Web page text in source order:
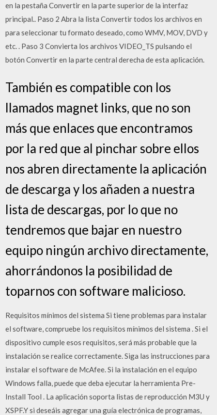
en la pestaña Convertir en la parte superior de la interfaz
principal.. Paso 2 Abra la lista Convertir todos los archivos en
para seleccionar tu formato deseado, como WMV, MOV, DVD y
etc. . Paso 3 Convierta los archivos VIDEO_TS pulsando el
botón Convertir en la parte central derecha de esta aplicación.
También es compatible con los
llamados magnet links, que no son
más que enlaces que encontramos
por la red que al pinchar sobre ellos
nos abren directamente la aplicación
de descarga y los añaden a nuestra
lista de descargas, por lo que no
tendremos que bajar en nuestro
equipo ningún archivo directamente,
ahorrándonos la posibilidad de
toparnos con software malicioso.
Requisitos mínimos del sistema Si tiene problemas para instalar
el software, compruebe los requisitos mínimos del sistema . Si el
dispositivo cumple esos requisitos, será más probable que la
instalación se realice correctamente. Siga las instrucciones para
instalar el software de McAfee. Si la instalación en el equipo
Windows falla, puede que deba ejecutar la herramienta Pre-
Install Tool . La aplicación soporta listas de reproducción M3U y
XSPF.Y si deseáis agregar una guía electrónica de programas,